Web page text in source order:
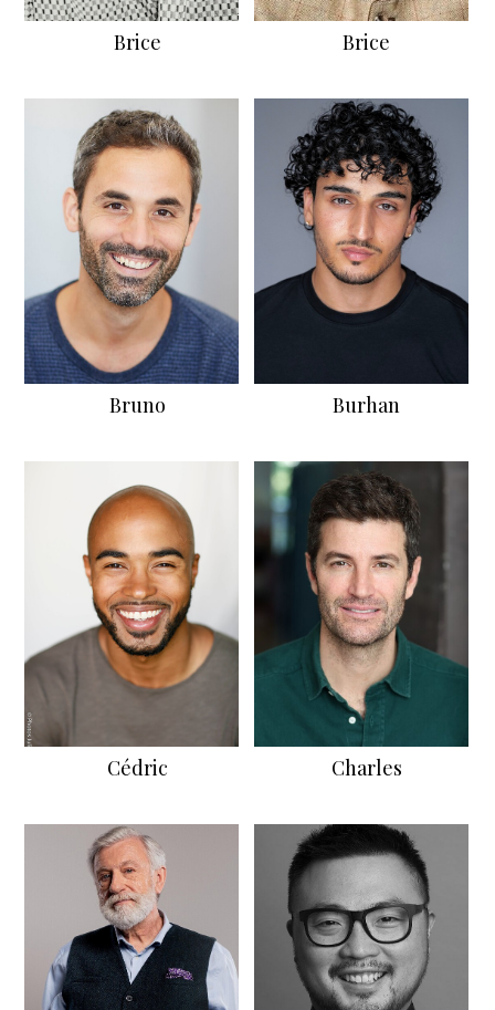
Brice Brice
Bruno Burhan
Cédric Charles